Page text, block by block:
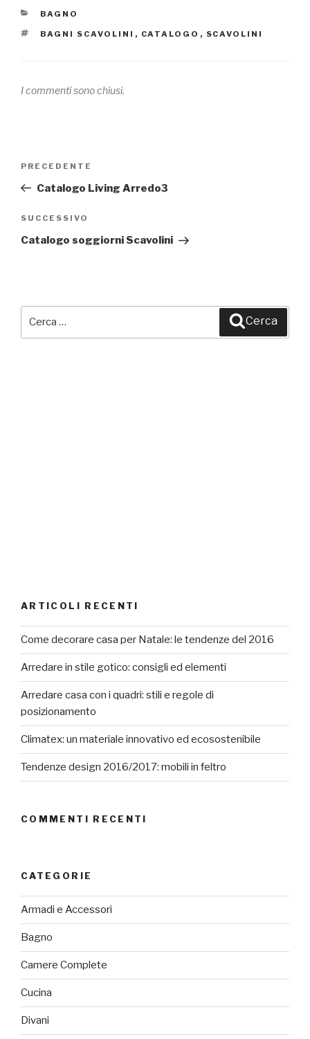
CATEGORIE
BAGNO
TAG
BAGNI SCAVOLINI , CATALOGO , SCAVOLINI
I commenti sono chiusi.
Articolo
precedente:
PRECEDENTE
Catalogo Living Arredo3
Articolo
successivo
SUCCESSIVO
Catalogo soggiorni Scavolini
Cerca
ARTICOLI RECENTI
Come decorare casa per Natale: le tendenze del 2016
Arredare in stile gotico: consigli ed elementi
Arredare casa con i quadri: stili e regole di
posizionamento
Climatex: un materiale innovativo ed ecosostenibile
Tendenze design 2016/2017: mobili in feltro
COMMENTI RECENTI
CATEGORIE
Armadi e Accessori
Bagno
Camere Complete
Cucina
Divani